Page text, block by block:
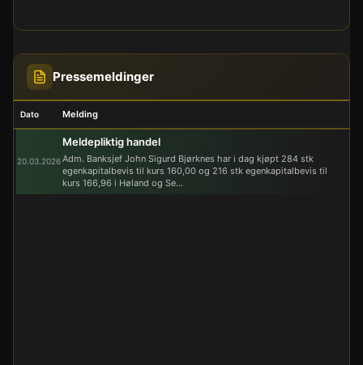
Pressemeldinger
Dato Melding
20.03.2026
Meldepliktig handel
Adm. Banksjef John Sigurd Bjørknes har i dag kjøpt 284 stk
egenkapitalbevis til kurs 160,00 og 216 stk egenkapitalbevis til
kurs 166,96 i Høland og Se...